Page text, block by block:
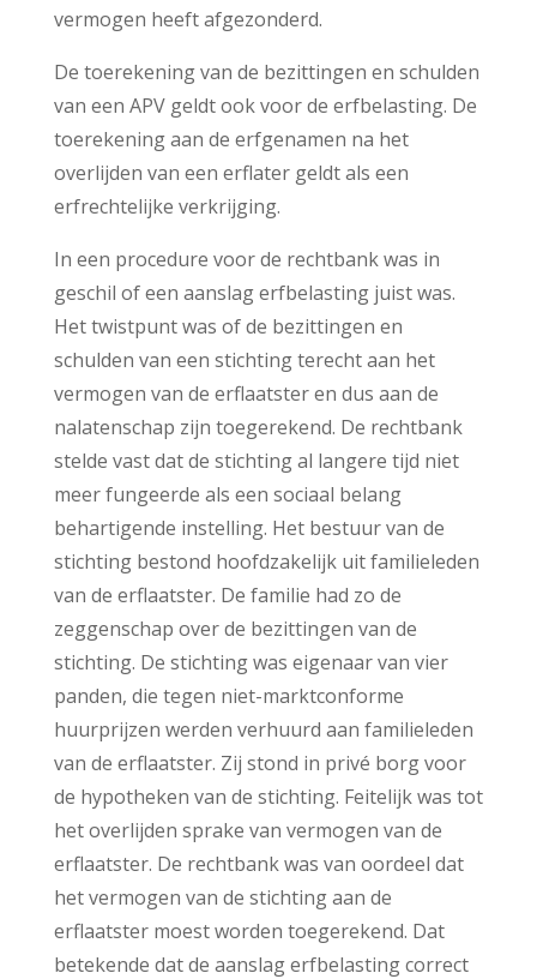
vermogen heeft afgezonderd.
De toerekening van de bezittingen en schulden
van een APV geldt ook voor de erfbelasting. De
toerekening aan de erfgenamen na het
overlijden van een erflater geldt als een
erfrechtelijke verkrijging.
In een procedure voor de rechtbank was in
geschil of een aanslag erfbelasting juist was.
Het twistpunt was of de bezittingen en
schulden van een stichting terecht aan het
vermogen van de erflaatster en dus aan de
nalatenschap zijn toegerekend. De rechtbank
stelde vast dat de stichting al langere tijd niet
meer fungeerde als een sociaal belang
behartigende instelling. Het bestuur van de
stichting bestond hoofdzakelijk uit familieleden
van de erflaatster. De familie had zo de
zeggenschap over de bezittingen van de
stichting. De stichting was eigenaar van vier
panden, die tegen niet-marktconforme
huurprijzen werden verhuurd aan familieleden
van de erflaatster. Zij stond in privé borg voor
de hypotheken van de stichting. Feitelijk was tot
het overlijden sprake van vermogen van de
erflaatster. De rechtbank was van oordeel dat
het vermogen van de stichting aan de
erflaatster moest worden toegerekend. Dat
betekende dat de aanslag erfbelasting correct